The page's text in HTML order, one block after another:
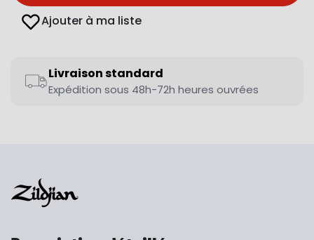
Ajouter à ma liste
Livraison standard
Expédition sous 48h-72h heures ouvrées